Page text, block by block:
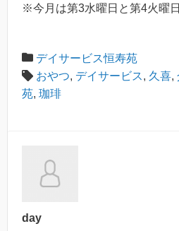
※今月は第3水曜日と第4火曜
デイサービス恒寿苑
おやつ, デイサービス, 久喜,
苑, 珈琲
day